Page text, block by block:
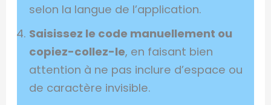
selon la langue de l’application.
Saisissez le code manuellement ou
copiez-collez-le, en faisant bien
attention à ne pas inclure d’espace ou
de caractère invisible.